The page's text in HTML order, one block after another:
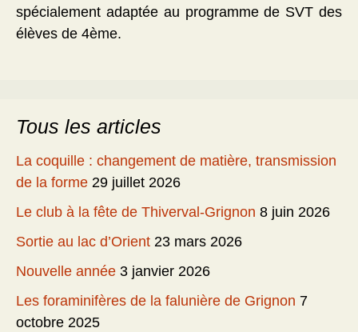
spécialement adaptée au programme de SVT des
élèves de 4ème.
Tous les articles
La coquille : changement de matière, transmission
de la forme 29 juillet 2026
Le club à la fête de Thiverval-Grignon 8 juin 2026
Sortie au lac d’Orient 23 mars 2026
Nouvelle année 3 janvier 2026
Les foraminifères de la falunière de Grignon 7
octobre 2025